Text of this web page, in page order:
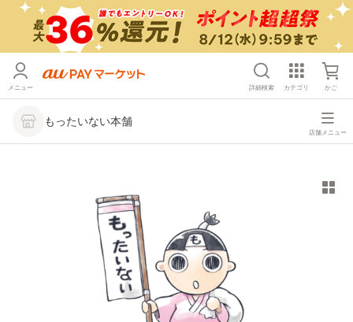
メニュー 詳細検索 カテゴリ かご
もったいない本舗
店舗メニュー